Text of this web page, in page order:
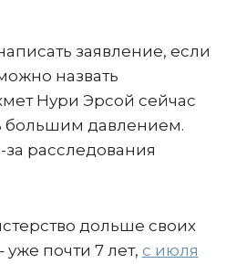
заявление, если
назвать
Нури Эрсой сейчас
большим давлением.
расследования
дольше своих
почти 7 лет, с июля